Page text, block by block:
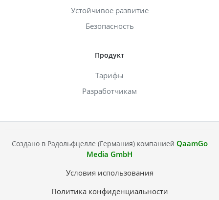
Устойчивое развитие
Безопасность
Продукт
Тарифы
Разработчикам
Создано в Радольфцелле (Германия) компанией QaamGo
Media GmbH
Условия использования
Политика конфиденциальности